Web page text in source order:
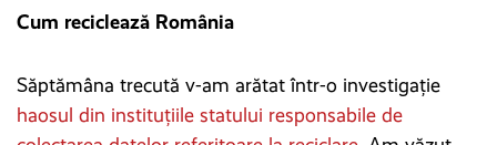
Cum reciclează România
Săptămâna trecută v-am arătat într-o investigație
haosul din instituțiile statului responsabile de